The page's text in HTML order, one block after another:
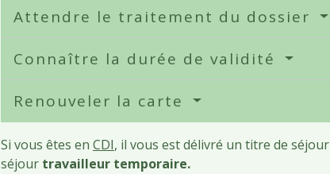
Attendre le traitement du dossier
Connaître la durée de validité
Renouveler la carte
Si vous êtes en CDI, il vous est délivré un titre de séjour
séjour travailleur temporaire.